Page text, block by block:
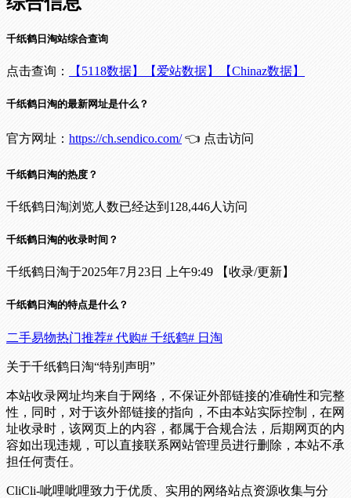
千纸鹤日淘站综合查询
点击查询： 【5118数据】 【爱站数据】 【Chinaz数据】
千纸鹤日淘的最新网址是什么？
官方网址： https://ch.sendico.com/👈 点击访问
千纸鹤日淘的热度？
千纸鹤日淘浏览人数已经达到128,446人访问
千纸鹤日淘的收录时间？
千纸鹤日淘于2025年7月23日 上午9:49 【收录/更新】
千纸鹤日淘的特点是什么？
二手易物热门推荐# 代购# 千纸鹤# 日淘
关于千纸鹤日淘“特别声明”
本站收录网址均来自于网络，不保证外部链接的准确性和完整
性，同时，对于该外部链接的指向，不由本站实际控制，在网
址收录时，该网页上的内容，都属于合规合法，后期网页的内
容如出现违规，可以直接联系网站管理员进行删除，本站不承
担任何责任。
CliCli-呲哩呲哩致力于优质、实用的网络站点资源收集与分